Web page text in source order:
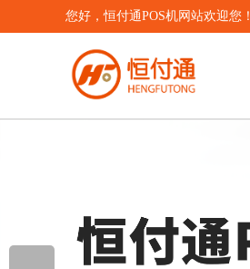
您好，恒付通POS机网站欢迎您！